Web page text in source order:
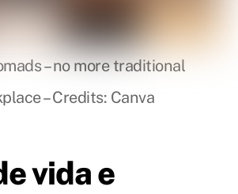
– no more traditional
– Credits: Canva
vida e